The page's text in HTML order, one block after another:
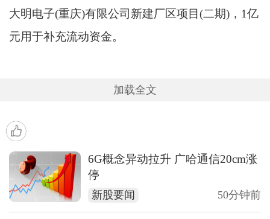
大明电子(重庆)有限公司新建厂区项目(二期)，1亿
元用于补充流动资金。
加载全文
6G概念异动拉升 广哈通信20cm涨
停
新股要闻 50分钟前